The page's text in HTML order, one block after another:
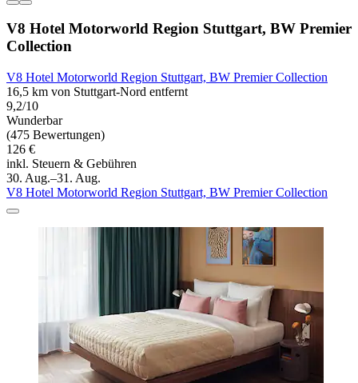
V8 Hotel Motorworld Region Stuttgart, BW Premier
Collection
V8 Hotel Motorworld Region Stuttgart, BW Premier Collection
16,5 km von Stuttgart-Nord entfernt
9,2/10
Wunderbar
(475 Bewertungen)
126 €
inkl. Steuern & Gebühren
30. Aug.–31. Aug.
V8 Hotel Motorworld Region Stuttgart, BW Premier Collection